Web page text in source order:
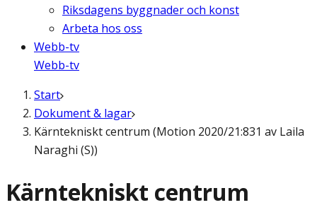
Riksdagens byggnader och konst
Arbeta hos oss
Webb-tv
Webb-tv
Start
Dokument & lagar
Kärntekniskt centrum (Motion 2020/21:831 av Laila
Naraghi (S))
Kärntekniskt centrum